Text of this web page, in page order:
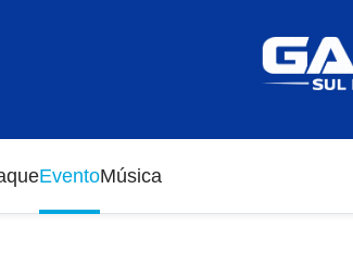
EventoMúsica